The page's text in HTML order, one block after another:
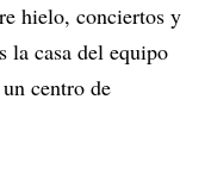
hielo, conciertos y
la casa del equipo
centro de